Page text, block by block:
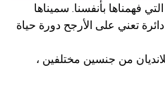
فهمناها بأنفسنا. سميناها
تعني على الأرجح دورة حياة
من جنسين مختلفين ،